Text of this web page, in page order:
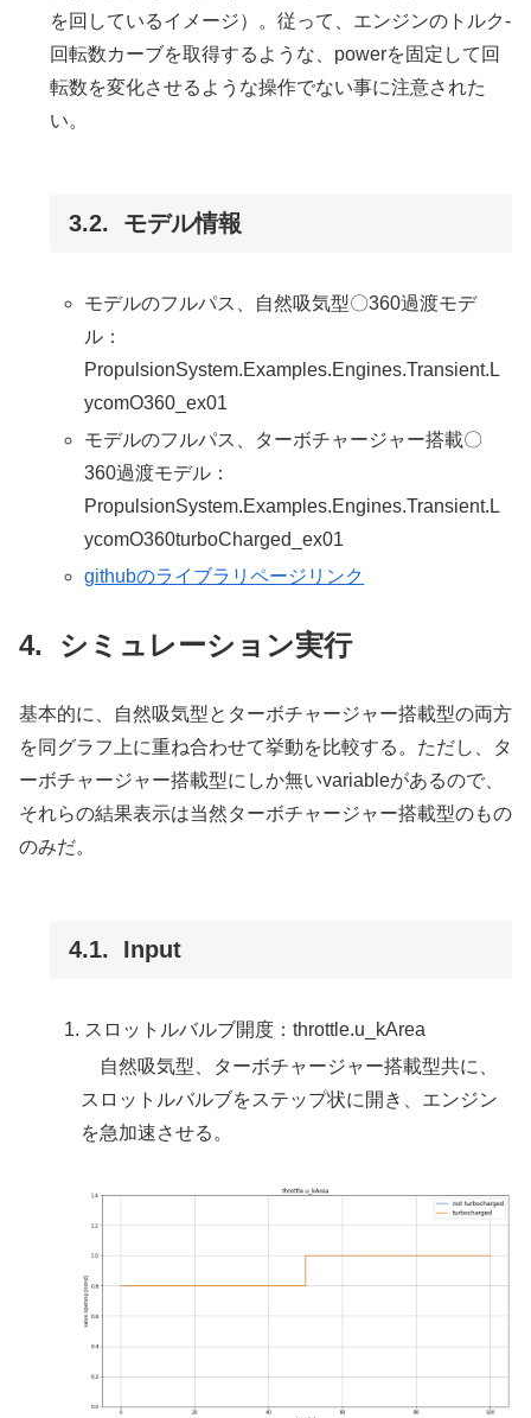
を回しているイメージ）。従って、エンジンのトルク-
回転数カーブを取得するような、powerを固定して回
転数を変化させるような操作でない事に注意された
い。
モデル情報
モデルのフルパス、自然吸気型〇360過渡モデ
ル：
PropulsionSystem.Examples.Engines.Transient.L
ycomO360_ex01
モデルのフルパス、ターボチャージャー搭載〇
360過渡モデル：
PropulsionSystem.Examples.Engines.Transient.L
ycomO360turboCharged_ex01
githubのライブラリページリンク
シミュレーション実行
基本的に、自然吸気型とターボチャージャー搭載型の両方
を同グラフ上に重ね合わせて挙動を比較する。ただし、タ
ーボチャージャー搭載型にしか無いvariableがあるので、
それらの結果表示は当然ターボチャージャー搭載型のもの
のみだ。
Input
スロットルバルブ開度：throttle.u_kArea
自然吸気型、ターボチャージャー搭載型共に、
スロットルバルブをステップ状に開き、エンジン
を急加速させる。